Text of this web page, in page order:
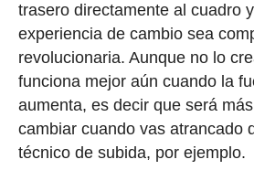
trasero directamente al cuadro
experiencia de cambio sea
revolucionaria. Aunque no lo
funciona mejor aún cuando la
aumenta, es decir que será
cambiar cuando vas atrancado
técnico de subida, por ejemplo.